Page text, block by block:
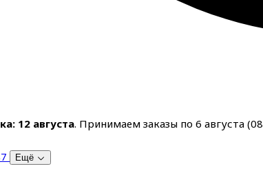
12 августа. Принимаем заказы по 6 августа (08
Ещё